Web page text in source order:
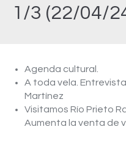
1/3 (22/04/
Agenda cultural.
A toda vela.
Martínez
Visitamos Río Prieto
Aumenta la venta de